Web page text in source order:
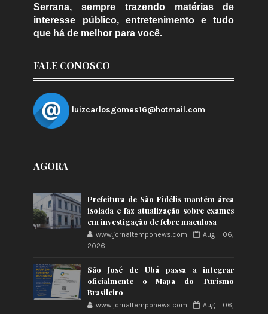
Serrana, sempre trazendo matérias de
interesse público, entretenimento e tudo
que há de melhor para você.
FALE CONOSCO
luizcarlosgomes16@hotmail.com
AGORA
Prefeitura de São Fidélis mantém área
isolada e faz atualização sobre exames
em investigação de febre maculosa
www.jornaltemponews.com
Aug 06,
2026
São José de Ubá passa a integrar
oficialmente o Mapa do Turismo
Brasileiro
www.jornaltemponews.com
Aug 06,